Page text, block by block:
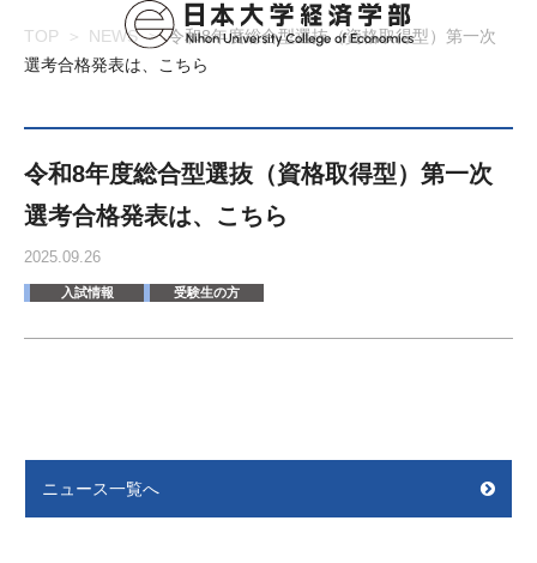
TOP NEWS
令和8年度総合型選抜（資格取得型）第一次
選考合格発表は、こちら
令和8年度総合型選抜（資格取得型）第一次
選考合格発表は、こちら
2025.09.26
入試情報 受験生の方
ニュース一覧へ